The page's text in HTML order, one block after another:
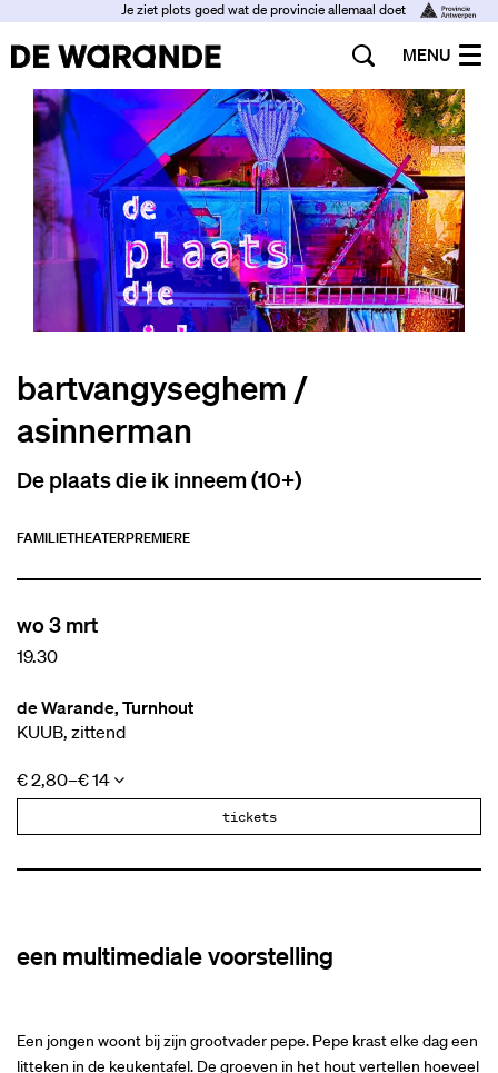
Je ziet plots goed wat de provincie allemaal doet
MENU
bartvangyseghem /
asinnerman
De plaats die ik inneem (10+)
FAMILIETHEATERPREMIÈRE
wo 3 mrt
19.30
de Warande, Turnhout
KUUB, zittend
€ 2,80–€ 14
tickets
een multimediale voorstelling
Een jongen woont bij zijn grootvader pepe. Pepe krast elke dag een
litteken in de keukentafel. De groeven in het hout vertellen hoeveel